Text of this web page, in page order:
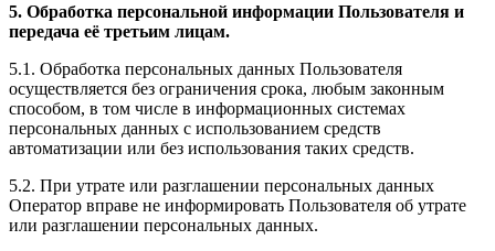
5. Обработка персональной информации Пользователя и
передача её третьим лицам.
5.1. Обработка персональных данных Пользователя
осуществляется без ограничения срока, любым законным
способом, в том числе в информационных системах
персональных данных с использованием средств
автоматизации или без использования таких средств.
5.2. При утрате или разглашении персональных данных
Оператор вправе не информировать Пользователя об утрате
или разглашении персональных данных.